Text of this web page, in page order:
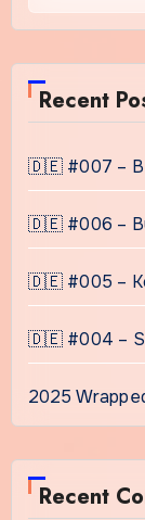
Recent
🇩🇪 #007 –
🇩🇪 #006 –
🇩🇪 #005 –
🇩🇪 #004 –
2025
Recent